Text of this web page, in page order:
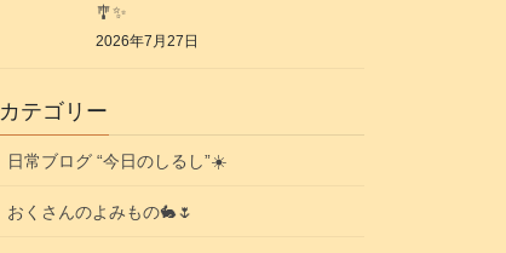
🎐✨️
2026年7月27日
カテゴリー
日常ブログ “今日のしるし”☀️
おくさんのよみもの🐇🌷